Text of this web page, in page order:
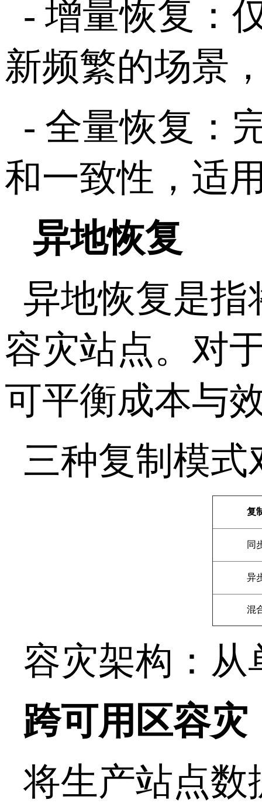
- 增量恢复：
新频繁的场景
- 全量恢复：
和一致性，适
异地恢复
异地恢复是指
容灾站点。对
可平衡成本与
三种复制模式
复
同
异
混
容灾架构：从
跨可用区容灾
将生产站点数